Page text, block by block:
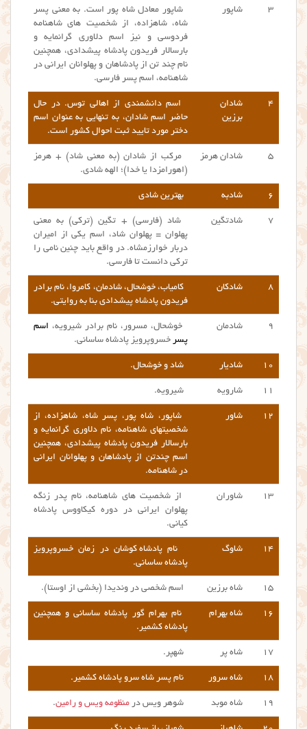
۳ شاپور
شاپور معادل شاه پور است. به معنی پسر
شاه، شاهزاده، از شخصیت های شاهنامه
فردوسی و نیز اسم دلاوری گرانمایه و
بارسالار فریدون پادشاه پیشدادی، همچنین
نام چند تن از پادشاهان و پهلوانان ایرانی در
شاهنامه، اسم پسر فارسی.
۴
شادان
برزین
اسم دانشمندی از اهالی توس. در حال
حاضر اسم شادان، به تنهایی به عنوان اسم
دختر مورد تایید ثبت احوال کشور است.
۵ شادان هرمز
مرکب از شادان (به معنی شاد) + هرمز
(اهورامزدا یا خدا)؛ الهه شادی.
۶ شادبه بهترین شادی
۷ شادتگین
شاد (فارسی) + تگین (ترکی) به معنی
پهلوان = پهلوان شاد، اسم یکی از امیران
دربار خوارزمشاه. در واقع باید چنین نامی را
ترکی دانست تا فارسی.
۸ شادکان
کامیاب، خوشحال، شادمان، کامروا، نام برادر
فریدون پادشاه پیشدادی بنا به روایتی.
۹ شادمان خوشحال، مسرور، نام برادر شیرویه، اسم
پسر خسروپرویز پادشاه ساسانی.
۱۰ شادیار شاد و خوشحال.
۱۱ شارویه شیرویه.
۱۲ شاور
شاپور، شاه پور، پسر شاه، شاهزاده، از
شخصیتهای شاهنامه، نام دلاوری گرانمایه و
بارسالار فریدون پادشاه پیشدادی، همچنین
اسم چندتن از پادشاهان و پهلوانان ایرانی
در شاهنامه.
۱۳ شاوران
از شخصیت های شاهنامه، نام پدر زنگه
پهلوان ایرانی در دوره کیکاووس پادشاه
کیانی.
۱۴ شاوگ نام پادشاه کوشان در زمان خسروپرویز
پادشاه ساسانی.
۱۵ شاه برزین اسم شخصی در وندیدا (بخشی از اوستا).
۱۶ شاه بهرام
نام بهرام گور پادشاه ساسانی و همچنین
پادشاه کشمیر.
۱۷ شاه پر شهپر.
۱۸ شاه سرور نام پسر شاه سرو پادشاه کشمیر.
۱۹ شاه موبد شوهر ویس در منظومه ویس و رامین.